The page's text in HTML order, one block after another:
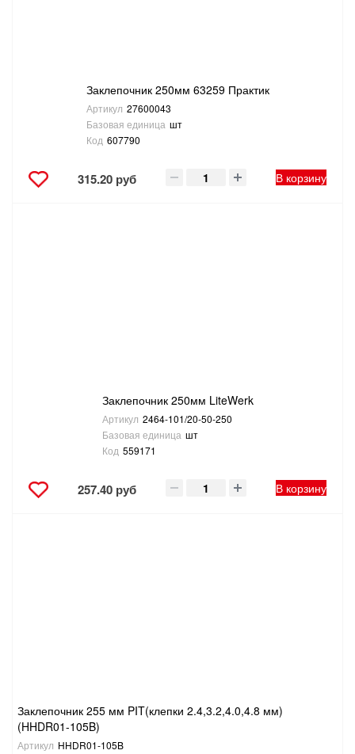
Заклепочник 250мм 63259 Практик
Артикул 27600043
Базовая единица шт
Код 607790
315.20 руб В корзину
Заклепочник 250мм LiteWerk
Артикул 2464-101/20-50-250
Базовая единица шт
Код 559171
257.40 руб В корзину
Заклепочник 255 мм PIT(клепки 2.4,3.2,4.0,4.8 мм)
(HHDR01-105B)
Артикул HHDR01-105B